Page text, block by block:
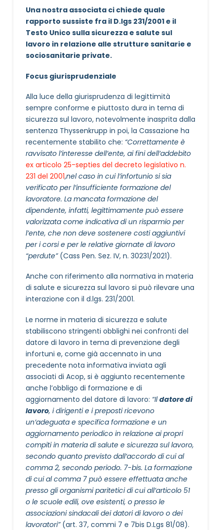
Una nostra associata ci chiede quale
rapporto sussiste fra il D.lgs 231/2001 e il
Testo Unico sulla sicurezza e salute sul
lavoro in relazione alle strutture sanitarie e
sociosanitarie private.
Focus giurisprudenziale
Alla luce della giurisprudenza di legittimità
sempre conforme e piuttosto dura in tema di
sicurezza sul lavoro, notevolmente inasprita dalla
sentenza Thyssenkrupp in poi, la Cassazione ha
recentemente stabilito che: “Correttamente è
ravvisato l’interesse dell’ente, ai fini dell’addebito
ex articolo 25-septies del decreto legislativo n.
231 del 2001,nel caso in cui l’infortunio si sia
verificato per l’insufficiente formazione del
lavoratore. La mancata formazione del
dipendente, infatti, legittimamente può essere
valorizzata come indicativa di un risparmio per
l’ente, che non deve sostenere costi aggiuntivi
per i corsi e per le relative giornate di lavoro
“perdute”(Cass Pen. Sez. IV, n. 30231/2021).
Anche con riferimento alla normativa in materia
di salute e sicurezza sul lavoro si può rilevare una
interazione con il d.lgs. 231/2001.
Le norme in materia di sicurezza e salute
stabiliscono stringenti obblighi nei confronti del
datore di lavoro in tema di prevenzione degli
infortuni e, come già accennato in una
precedente nota informativa inviata agli
associati di Acop, si è aggiunto recentemente
anche l’obbligo di formazione e di
aggiornamento del datore di lavoro: “Ildatore di
lavoro, i dirigenti e i preposti ricevono
un’adeguata e specifica formazione e un
aggiornamento periodico in relazione ai propri
compiti in materia di salute e sicurezza sul lavoro,
secondo quanto previsto dall’accordo di cui al
comma 2, secondo periodo. 7-bis. La formazione
di cui al comma 7 può essere effettuata anche
presso gli organismi paritetici di cui all’articolo 51
o le scuole edili, ove esistenti, o presso le
associazioni sindacali dei datori di lavoro o dei
lavoratori” (art. 37, commi 7 e 7bis D.Lgs 81/08).